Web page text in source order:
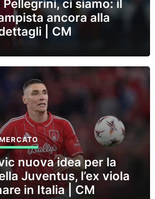
ci siamo: il
ancora alla
| CM
nuova idea per la
Juventus, l’ex viola
in Italia | CM